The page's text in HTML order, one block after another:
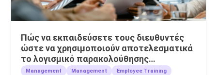
Πώς να εκπαιδεύσετε τους διευθυντές
ώστε να χρησιμοποιούν αποτελεσματικά
το λογισμικό παρακολούθησης
εργαζομένων
Management Management
Employee Training